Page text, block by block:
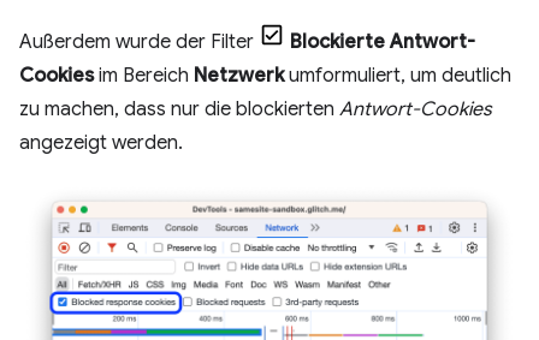
Außerdem wurde der Filter
Blockierte Antwort-
Cookiesim Bereich Netzwerkumformuliert, um deutlich
zu machen, dass nur die blockierten Antwort-Cookies
angezeigt werden.